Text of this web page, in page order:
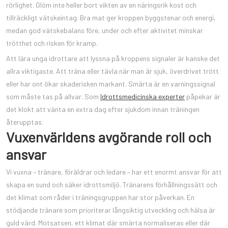
rörlighet. Glöm inte heller bort vikten av en näringsrik kost och
tillräckligt vätskeintag. Bra mat ger kroppen byggstenar och energi,
medan god vätskebalans före, under och efter aktivitet minskar
trötthet och risken för kramp.
Att lära unga idrottare att lyssna på kroppens signaler är kanske det
allra viktigaste. Att träna eller tävla när man är sjuk, överdrivet trött
eller har ont ökar skaderisken markant. Smärta är en varningssignal
som måste tas på allvar. Som Idrottsmedicinska experter påpekar är
det klokt att vänta en extra dag efter sjukdom innan träningen
återupptas.
Vuxenvärldens avgörande roll och
ansvar
Vi vuxna – tränare, föräldrar och ledare – har ett enormt ansvar för att
skapa en sund och säker idrottsmiljö. Tränarens förhållningssätt och
det klimat som råder i träningsgruppen har stor påverkan. En
stödjande tränare som prioriterar långsiktig utveckling och hälsa är
guld värd. Motsatsen, ett klimat där smärta normaliseras eller där